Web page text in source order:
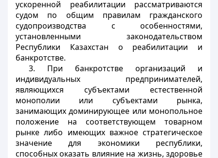
ускоренной реабилитации рассматриваются
судом по общим правилам гражданского
судопроизводства с особенностями,
установленными законодательством
Республики Казахстан о реабилитации и
банкротстве.
3. При банкротстве организаций и
индивидуальных предпринимателей,
являющихся субъектами естественной
монополии или субъектами рынка,
занимающих доминирующее или монопольное
положение на соответствующем товарном
рынке либо имеющих важное стратегическое
значение для экономики республики,
способных оказать влияние на жизнь, здоровье